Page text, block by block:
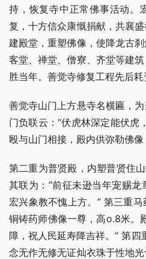
持，恢复寺中正常佛事活动。
复，十方信众康慨捐献，共襄
建殿堂，重塑佛像，使降龙古
客堂、禅堂、僧寮、齐堂等建
胜当年。善觉寺修复工程先后耗
善觉寺山门上方悬寺名横匾，
门负联云：“伏虎林深定能伏虎
殴与山门相接，殿内供弥勒佛像
第二重为普贤殿，内塑普贤住
其联为：”前征未逊当年宠赐
宏兴象教不愧上方。” 第三重
铜铸药师佛像一尊，高o.8米。
障，祝人民延寿降吉祥。” 第四
念无作无修无证灿衣珠于性地